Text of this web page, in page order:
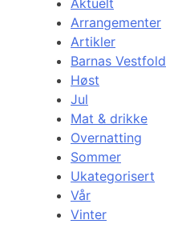
Aktuelt
Arrangementer
Artikler
Barnas Vestfold
Høst
Jul
Mat & drikke
Overnatting
Sommer
Ukategorisert
Vår
Vinter